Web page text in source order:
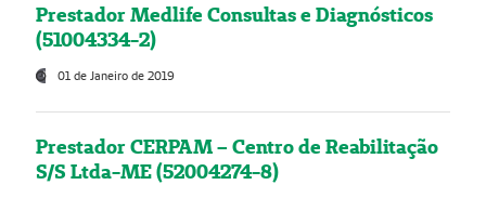
Prestador Medlife Consultas e Diagnósticos
(51004334-2)
01 de Janeiro de 2019
Prestador CERPAM – Centro de Reabilitação
S/S Ltda-ME (52004274-8)